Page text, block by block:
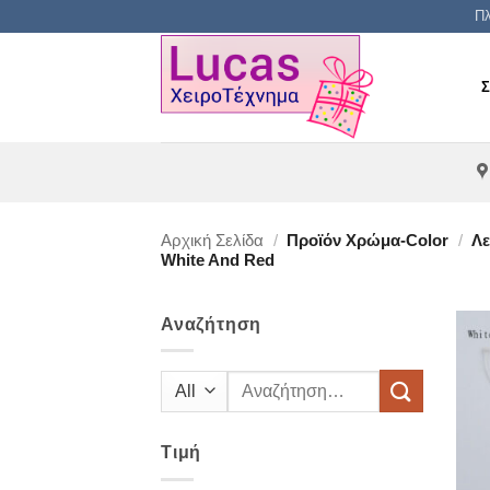
Αρχική Σελίδα / Προϊόν Χρώμα-Color /
White And Red
Αναζήτηση
Αναζήτηση
Τιμή